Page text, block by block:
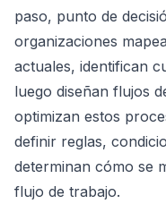
paso, punto de
organizaciones
actuales, identifican
luego diseñan flujos
optimizan estos
definir reglas,
determinan cómo se
flujo de trabajo.